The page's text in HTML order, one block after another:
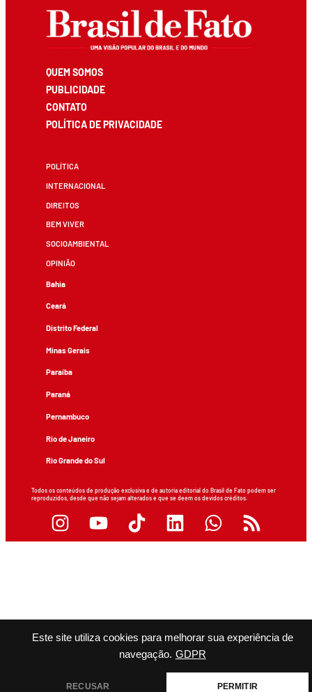
Este site utiliza cookies para melhorar sua experiência de
navegação. GDPR
RECUSAR PERMITIR
QUEM SOMOS
PUBLICIDADE
CONTATO
POLÍTICA DE PRIVACIDADE
POLÍTICA
INTERNACIONAL
DIREITOS
BEM VIVER
SOCIOAMBIENTAL
OPINIÃO
Bahia
Ceará
Distrito Federal
Minas Gerais
Paraíba
Paraná
Pernambuco
Rio de Janeiro
Rio Grande do Sul
Todos os conteúdos de produção exclusiva e de autoria editorial do Brasil de Fato podem ser
reproduzidos, desde que não sejam alterados e que se deem os devidos créditos.